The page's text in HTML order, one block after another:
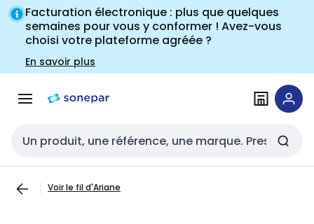
Passer à la
navigation
Passer
au
contenu
Facturation électronique : plus que quelques
semaines pour vous y conformer ! Avez-vous
choisi votre plateforme agréée ?
En savoir plus
Entrée de recherche
Voir le fil d'Ariane